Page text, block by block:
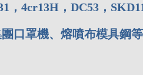
，4cr13H，DC53，
口罩機、熔噴布模具鋼